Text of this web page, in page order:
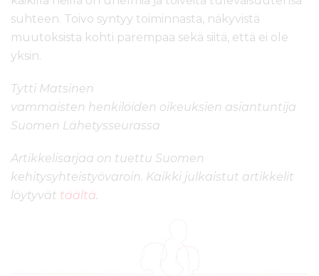
suhteen. Toivo syntyy toiminnasta, näkyvistä
muutoksista kohti parempaa sekä siitä, että ei ole
yksin.
Tytti Matsinen
vammaisten henkilöiden oikeuksien asiantuntija
Suomen Lähetysseurassa
Artikkelisarjaa on tuettu Suomen
kehitysyhteistyövaroin. Kaikki julkaistut artikkelit
löytyvät täältä.